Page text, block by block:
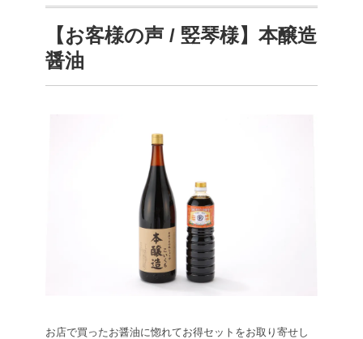
【お客様の声 / 竪琴様】本醸造
醤油
お店で買ったお醤油に惚れてお得セットをお取り寄せし